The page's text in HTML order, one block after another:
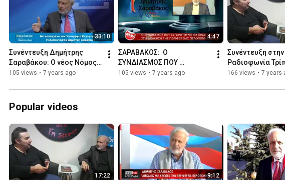
33:10
Συνέντευξη Δημήτρης
Σαραβάκου: Ο νέος Nόμος
βοηθά για συγκλήσεις
105 views • 7 years ago
4:47
ΣΑΡΑΒΑΚΟΣ:  Ο
ΣΥΝΔΙΑΣΜΟΣ ΠΟΥ
ΣΥΓΚΡΟΤΟΥΜΕ ΘΑ ΕΙΝΑΙ
ΠΕΡΙΦΕΡΕΙΑΣ
105 views • 7 years ago
Συνέντευξη
Ραδιοφωνία
166 views • 7 years
Popular videos
17:22 9:12